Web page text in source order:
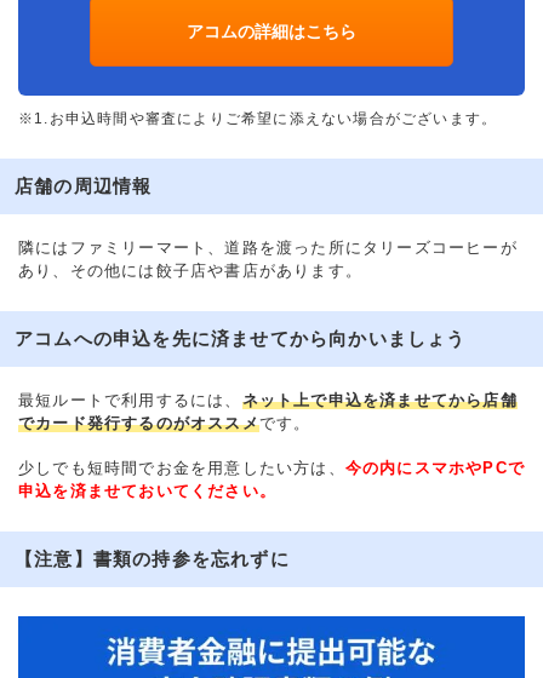
アコムの詳細はこちら
※1.お申込時間や審査によりご希望に添えない場合がございます。
店舗の周辺情報
隣にはファミリーマート、道路を渡った所にタリーズコーヒーが
あり、その他には餃子店や書店があります。
アコムへの申込を先に済ませてから向かいましょう
最短ルートで利用するには、 ネット上で申込を済ませてから店舗
でカード発行するのがオススメです。
少しでも短時間でお金を用意したい方は、 今の内にスマホやPCで
申込を済ませておいてください。
【注意】書類の持参を忘れずに